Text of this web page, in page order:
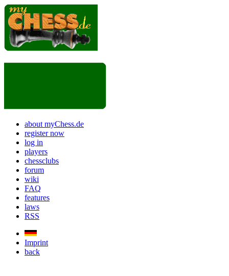
about myChess.de
register now
log in
players
chessclubs
forum
wiki
FAQ
features
laws
RSS
Imprint
back